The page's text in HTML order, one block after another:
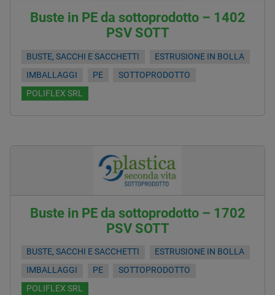
Buste in PE da sottoprodotto – 1402
PSV SOTT
BUSTE, SACCHI E SACCHETTI
ESTRUSIONE IN BOLLA
IMBALLAGGI
PE
SOTTOPRODOTTO
POLIFLEX SRL
Buste in PE da sottoprodotto – 1702
PSV SOTT
BUSTE, SACCHI E SACCHETTI
ESTRUSIONE IN BOLLA
IMBALLAGGI
PE
SOTTOPRODOTTO
POLIFLEX SRL